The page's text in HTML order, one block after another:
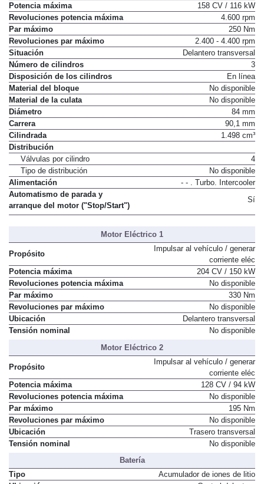
Combustible
Gasolina
Potencia máxima
158 CV / 116 kW
Revoluciones potencia máxima
4.600 rpm
Par máximo
250 Nm
Revoluciones par máximo
2.400 - 4.400 rpm
Situación
Delantero transversal
Número de cilindros
3
Disposición de los cilindros
En línea
Material del bloque
No disponible
Material de la culata
No disponible
Diámetro
84 mm
Carrera
90,1 mm
Cilindrada
Distribución
Válvulas por cilindro
4
Tipo de distribución
No disponible
Alimentación
Automatismo de parada y
arranque del motor ("Stop/Start")
Motor Eléctrico 1
Propósito
Impulsar al vehículo / generar
corriente eléc
Potencia máxima
204 CV / 150 kW
Revoluciones potencia máxima
No disponible
Par máximo
330 Nm
Revoluciones par máximo
No disponible
Ubicación
Delantero transversal
Motor Eléctrico 2
Impulsar al vehículo / generar
corriente eléc
Potencia máxima
128 CV / 94 kW
Revoluciones potencia máxima
No disponible
Par máximo
195 Nm
Revoluciones par máximo
No disponible
Ubicación
Trasero transversal
Batería